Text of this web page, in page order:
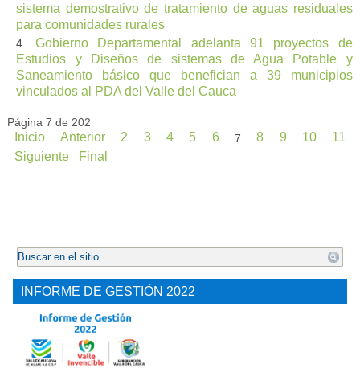
sistema demostrativo de tratamiento de aguas residuales
para comunidades rurales
Gobierno Departamental adelanta 91 proyectos de
Estudios y Diseños de sistemas de Agua Potable y
Saneamiento básico que benefician a 39 municipios
vinculados al PDA del Valle del Cauca
Página 7 de 202
Inicio Anterior 2 3 4 5 6 7 8 9 10
11
Siguiente
Final
.
INFORME DE GESTIÓN 2022